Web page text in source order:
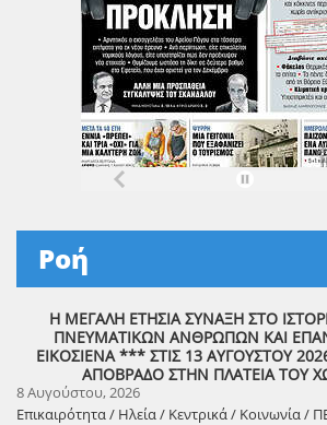
Ροή
Η ΜΕΓΑΛΗ ΕΤΗΣΙΑ ΣΥΝΑΞΗ ΣΤΟ
ΠΝΕΥΜΑΤΙΚΩΝ ΑΝΘΡΩΠΩΝ ΚΑΙ
ΕΙΚΟΣΙΕΝΑ *** ΣΤΙΣ 13 ΑΥΓΟΥΣΤΟΥ
ΑΠΟΒΡΑΔΟ ΣΤΗΝ ΠΛΑΤΕΙΑ ΤΟΥ
8 Αυγούστου, 2026
Επικαιρότητα / Ηλεία / Κεντρικά / Κοινωνία /